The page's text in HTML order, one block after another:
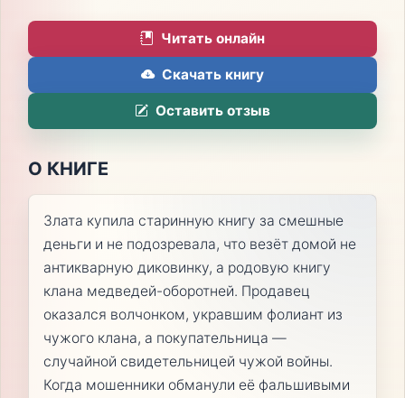
Читать онлайн
Скачать книгу
Оставить отзыв
О КНИГЕ
Злата купила старинную книгу за смешные
деньги и не подозревала, что везёт домой не
антикварную диковинку, а родовую книгу
клана медведей-оборотней. Продавец
оказался волчонком, укравшим фолиант из
чужого клана, а покупательница —
случайной свидетельницей чужой войны.
Когда мошенники обманули её фальшивыми